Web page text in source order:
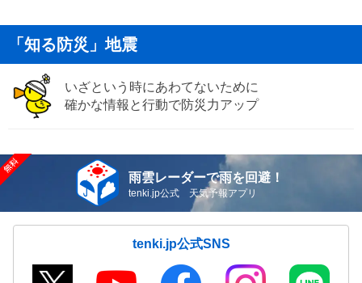
「知る防災」地震
いざという時にあわてないために
確かな情報と行動で防災力アップ
雨雲レーダーで雨を回避！
tenki.jp公式 天気予報アプリ
tenki.jp公式SNS